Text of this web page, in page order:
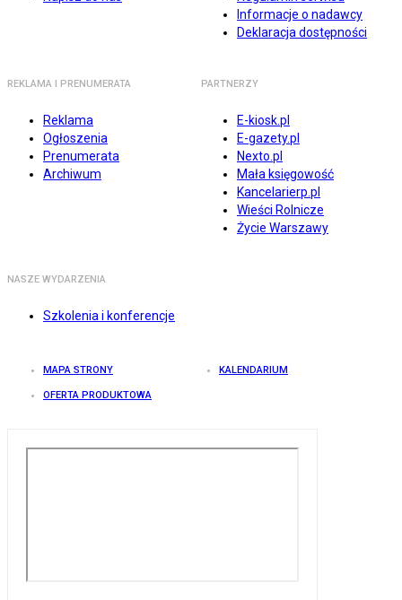
Informacje o nadawcy
Deklaracja dostępności
REKLAMA I PRENUMERATA
Reklama
Ogłoszenia
Prenumerata
Archiwum
PARTNERZY
E-kiosk.pl
E-gazety.pl
Nexto.pl
Mała księgowość
Kancelarierp.pl
Wieści Rolnicze
Życie Warszawy
NASZE WYDARZENIA
Szkolenia i konferencje
MAPA STRONY KALENDARIUM
OFERTA PRODUKTOWA